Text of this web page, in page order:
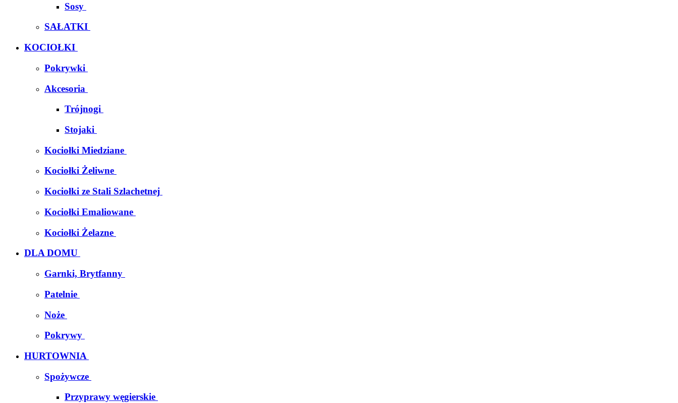
Sosy
SAŁATKI
KOCIOŁKI
Pokrywki
Akcesoria
Trójnogi
Stojaki
Kociołki Miedziane
Kociołki Żeliwne
Kociołki ze Stali Szlachetnej
Kociołki Emaliowane
Kociołki Żelazne
DLA DOMU
Garnki, Brytfanny
Patelnie
Noże
Pokrywy
HURTOWNIA
Spożywcze
Przyprawy węgierskie